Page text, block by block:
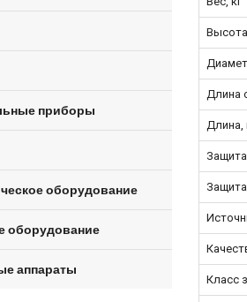
приборы
оборудование
оборудование
аппараты
Длина
Длина,
Класс